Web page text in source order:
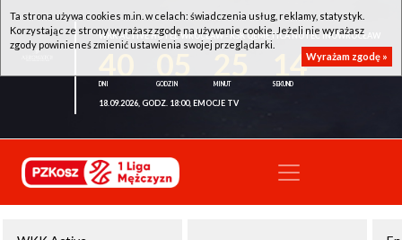
WKK ACTIVE HOTEL WROCŁAW - KSK QEMETICA NOTEĆ INOWROCŁAW
14
18.09.2026, GODZ. 18:00, EMOCJE TV
Ta strona używa cookies m.in. w celach: świadczenia usług, reklamy, statystyk.
Korzystając ze strony wyrażasz zgodę na używanie cookie. Jeżeli nie wyrażasz
zgody powinieneś zmienić ustawienia swojej przeglądarki.
Wyrażam zgodę »